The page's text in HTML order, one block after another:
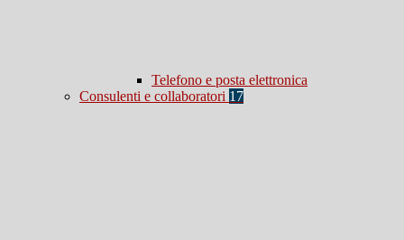
Telefono e posta elettronica
Consulenti e collaboratori 17